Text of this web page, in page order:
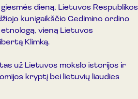
dieną, Lietuvos Respublikos
kunigaikščio Gedimino ordino
vieną Lietuvos
Klimką.
už Lietuvos mokslo istorijos ir
kryptį bei lietuvių liaudies